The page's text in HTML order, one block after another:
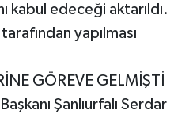
kabul edeceği aktarıldı.
yapılması
GÖREVE GELMİŞTİ
Şanlıurfalı Serdar